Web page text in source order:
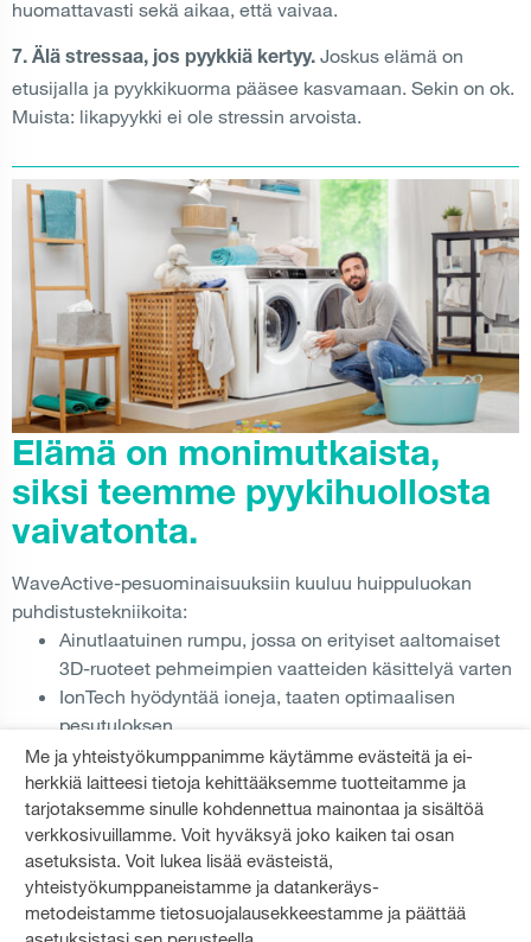
huomattavasti sekä aikaa, että vaivaa.
7. Älä stressaa, jos pyykkiä kertyy. Joskus elämä on
etusijalla ja pyykkikuorma pääsee kasvamaan. Sekin on ok.
Muista: likapyykki ei ole stressin arvoista.
Elämä on monimutkaista,
siksi teemme pyykihuollosta
vaivatonta.
WaveActive-pesuominaisuuksiin kuuluu huippuluokan
puhdistustekniikoita:
Ainutlaatuinen rumpu, jossa on erityiset aaltomaiset
3D-ruoteet pehmeimpien vaatteiden käsittelyä varten
IonTech hyödyntää ioneja, taaten optimaalisen
pesutuloksen
SteamTech kosteuttaa ja hajottaa tehokkaasti likaa
LUE LISÄÄ
Me ja yhteistyökumppanimme käytämme evästeitä ja ei-
herkkiä laitteesi tietoja kehittääksemme tuotteitamme ja
tarjotaksemme sinulle kohdennettua mainontaa ja sisältöä
verkkosivuillamme. Voit hyväksyä joko kaiken tai osan
asetuksista. Voit lukea lisää evästeistä,
yhteistyökumppaneistamme ja datankeräys-
metodeistamme tietosuojalausekkeestamme ja päättää